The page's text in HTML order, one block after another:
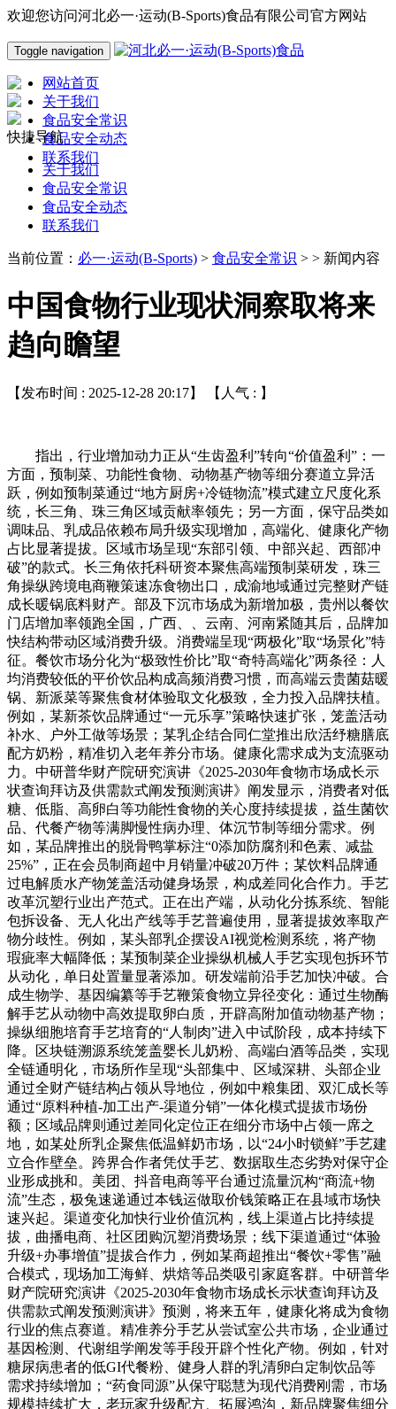
欢迎您访问河北必一·运动(B-Sports)食品有限公司官方网站
Toggle navigation
网站首页
关于我们
食品安全常识
食品安全动态
联系我们
快捷导航
关于我们
食品安全常识
食品安全动态
联系我们
当前位置： 必一·运动(B-Sports) > 食品安全常识 > > 新闻内容
中国食物行业现状洞察取将来
趋向瞻望
【发布时间 : 2025-12-28 20:17】 【人气 : 】
指出，行业增加动力正从“生齿盈利”转向“价值盈利”：一
方面，预制菜、功能性食物、动物基产物等细分赛道立异活
跃，例如预制菜通过“地方厨房+冷链物流”模式建立尺度化系
统，长三角、珠三角区域贡献率领先；另一方面，保守品类如
调味品、乳成品依赖布局升级实现增加，高端化、健康化产物
占比显著提拔。区域市场呈现“东部引领、中部兴起、西部冲
破”的款式。长三角依托科研资本聚焦高端预制菜研发，珠三
角操纵跨境电商鞭策速冻食物出口，成渝地域通过完整财产链
成长暖锅底料财产。部及下沉市场成为新增加极，贵州以餐饮
门店增加率领跑全国，广西、、云南、河南紧随其后，品牌加
快结构带动区域消费升级。消费端呈现“两极化”取“场景化”特
征。餐饮市场分化为“极致性价比”取“奇特高端化”两条径：人
均消费较低的平价饮品构成高频消费习惯，而高端云贵菌菇暖
锅、新派菜等聚焦食材体验取文化极致，全力投入品牌扶植。
例如，某新茶饮品牌通过“一元乐享”策略快速扩张，笼盖活动
补水、户外工做等场景；某乳企结合同仁堂推出欣活纾糖膳底
配方奶粉，精准切入老年养分市场。健康化需求成为支流驱动
力。中研普华财产院研究演讲《2025-2030年食物市场成长示
状查询拜访及供需款式阐发预测演讲》阐发显示，消费者对低
糖、低脂、高卵白等功能性食物的关心度持续提拔，益生菌饮
品、代餐产物等满脚慢性病办理、体沉节制等细分需求。例
如，某品牌推出的脱骨鸭掌标注“0添加防腐剂和色素、减盐
25%”，正在会员制商超中月销量冲破20万件；某饮料品牌通
过电解质水产物笼盖活动健身场景，构成差同化合作力。手艺
改革沉塑行业出产范式。正在出产端，从动化分拣系统、智能
包拆设备、无人化出产线等手艺普遍使用，显著提拔效率取产
物分歧性。例如，某头部乳企摆设AI视觉检测系统，将产物
瑕疵率大幅降低；某预制菜企业操纵机械人手艺实现包拆环节
从动化，单日处置量显著添加。研发端前沿手艺加快冲破。合
成生物学、基因编纂等手艺鞭策食物立异径变化：通过生物酶
解手艺从动物中高效提取卵白质，开辟高附加值动物基产物；
操纵细胞培育手艺培育的“人制肉”进入中试阶段，成本持续下
降。区块链溯源系统笼盖婴长儿奶粉、高端白酒等品类，实现
全链通明化，市场所作呈现“头部集中、区域深耕、头部企业
通过全财产链结构占领从导地位，例如中粮集团、双汇成长等
通过“原料种植-加工出产-渠道分销”一体化模式提拔市场份
额；区域品牌则通过差同化定位正在细分市场中占领一席之
地，如某处所乳企聚焦低温鲜奶市场，以“24小时锁鲜”手艺建
立合作壁垒。跨界合作者凭仗手艺、数据取生态劣势对保守企
业形成挑和。美团、抖音电商等平台通过流量沉构“商流+物
流”生态，极兔速递通过本钱运做取价钱策略正在县域市场快
速兴起。渠道变化加快行业价值沉构，线上渠道占比持续提
拔，曲播电商、社区团购沉塑消费场景；线下渠道通过“体验
升级+办事增值”提拔合作力，例如某商超推出“餐饮+零售”融
合模式，现场加工海鲜、烘焙等品类吸引家庭客群。中研普华
财产院研究演讲《2025-2030年食物市场成长示状查询拜访及
供需款式阐发预测演讲》预测，将来五年，健康化将成为食物
行业的焦点赛道。精准养分手艺从尝试室公共市场，企业通过
基因检测、代谢组学阐发等手段开辟个性化产物。例如，针对
糖尿病患者的低GI代餐粉、健身人群的乳清卵白定制饮品等
需求持续增加；“药食同源”从保守聪慧为现代消费刚需，市场
规模持续扩大，老玩家升级配方、拓展鸿沟，新品牌聚焦细分